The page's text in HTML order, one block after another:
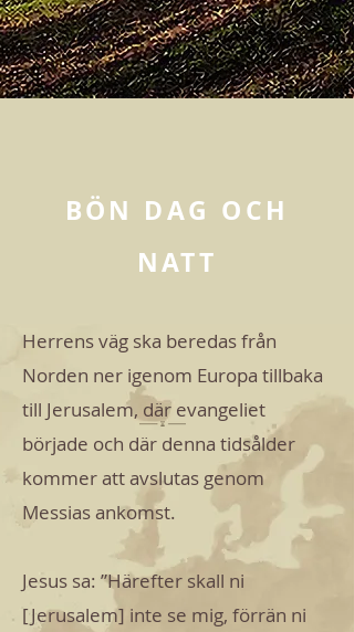
BÖN DAG OCH
NATT
Herrens väg ska beredas från
Norden ner igenom Europa tillbaka
till Jerusalem, där evangeliet
började och där denna tidsålder
kommer att avslutas genom
Messias ankomst.
Jesus sa: ”Härefter skall ni
[Jerusalem] inte se mig, förrän ni